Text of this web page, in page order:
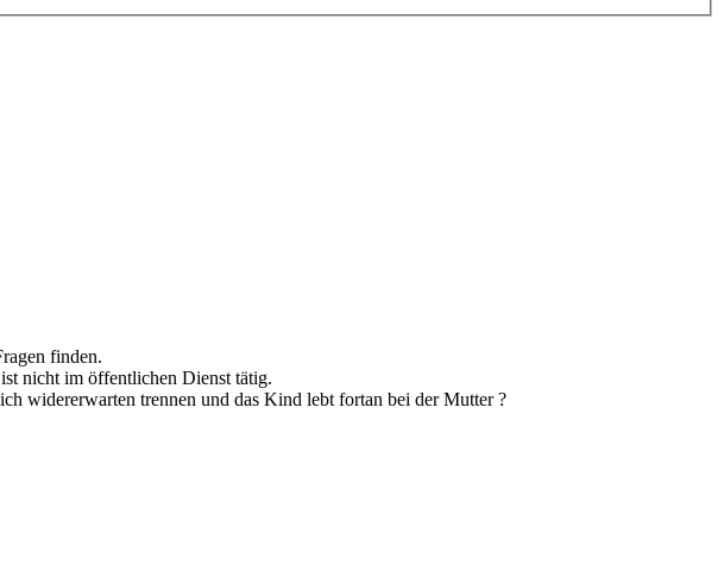
finden.
nicht im öffentlichen Dienst tätig.
widererwarten trennen und das Kind lebt fortan bei der Mutter ?